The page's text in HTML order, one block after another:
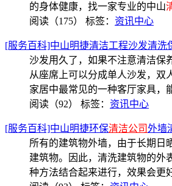
的身体健康，找一家专业的中山
阅读（175） 标签： 资讯中心
[服务百科]中山明捷清洁工程沙发清洗
沙发用久了，如果不注意清洁保
从座席上可以分成单人沙发，双
家居中最常见的一种客厅家具，
阅读（92） 标签： 资讯中心
[服务百科]中山明捷环保清洁公司外墙
所有的建筑物外墙，由于长期日
建筑物。因此，清洗建筑物的外
种方法结合起来进行，效果会